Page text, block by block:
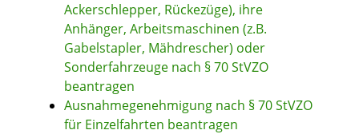
Ackerschlepper, Rückezüge), ihre
Anhänger, Arbeitsmaschinen (z.B.
Gabelstapler, Mähdrescher) oder
Sonderfahrzeuge nach § 70 StVZO
beantragen
Ausnahmegenehmigung nach § 70 StVZO
für Einzelfahrten beantragen